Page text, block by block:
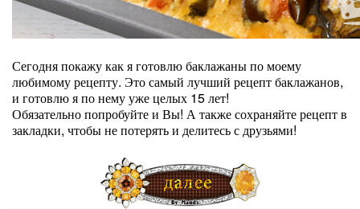
Сегодня покажу как я готовлю баклажаны по моему
любимому рецепту. Это самый лучший рецепт баклажанов,
и готовлю я по нему уже целых 15 лет!
Обязательно попробуйте и Вы! А также сохраняйте рецепт в
закладки, чтобы не потерять и делитесь с друзьями!